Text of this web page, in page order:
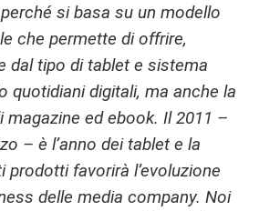
perché si basa su un modello
che permette di offrire,
dal tipo di tablet e sistema
quotidiani digitali, ma anche la
magazine ed ebook. Il 2011 –
– è l’anno dei tablet e la
favorirà l’evoluzione
delle media company. Noi